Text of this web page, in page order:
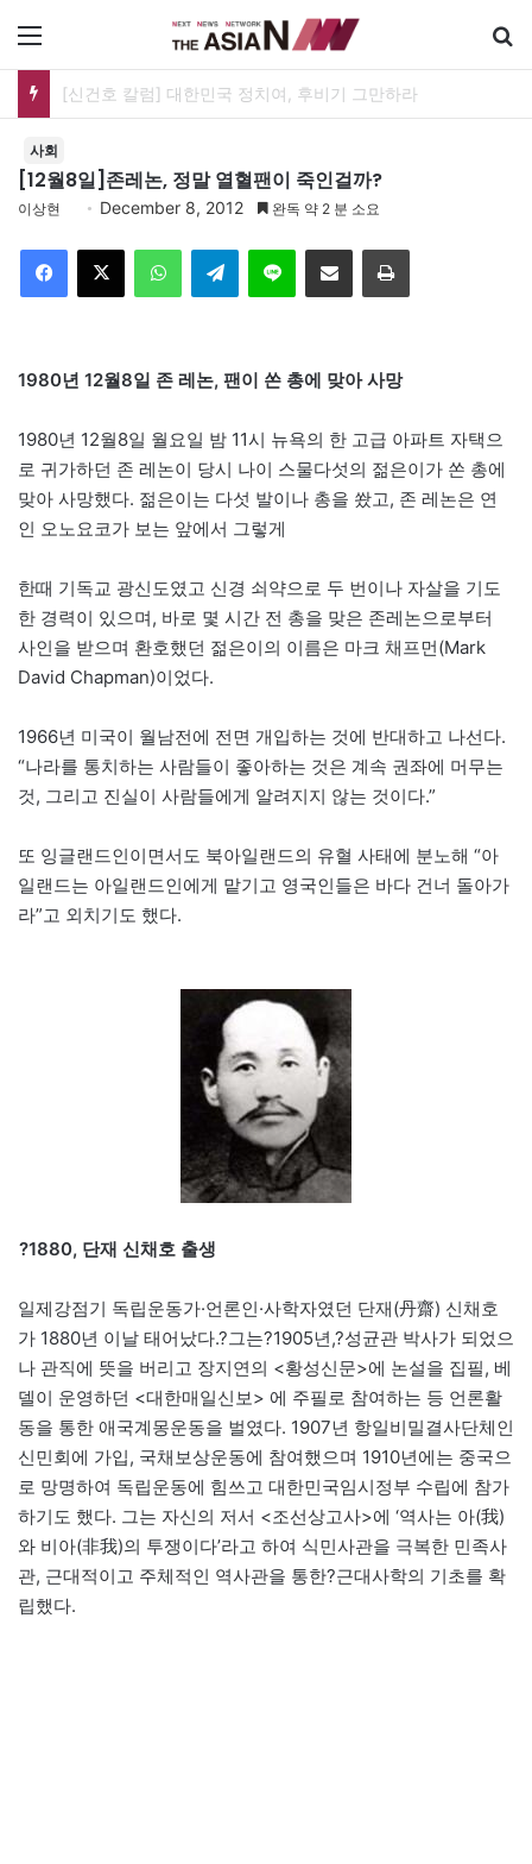
사회
[12월8일]존레논, 정말 열혈팬이 죽인걸까?
이상현 December 8, 2012 완독 약 2 분 소요
Telegram 이메일
1980년 12월8일 존 레논, 팬이 쏜 총에 맞아 사망
1980년 12월8일 월요일 밤 11시 뉴욕의 한 고급 아파트 자택으
로 귀가하던 존 레논이 당시 나이 스물다섯의 젊은이가 쏜 총에
맞아 사망했다. 젊은이는 다섯 발이나 총을 쐈고, 존 레논은 연
인 오노요코가 보는 앞에서 그렇게
한때 기독교 광신도였고 신경 쇠약으로 두 번이나 자살을 기도
한 경력이 있으며, 바로 몇 시간 전 총을 맞은 존레논으로부터
사인을 받으며 환호했던 젊은이의 이름은 마크 채프먼(Mark
David Chapman)이었다.
1966년 미국이 월남전에 전면 개입하는 것에 반대하고 나선다.
“나라를 통치하는 사람들이 좋아하는 것은 계속 권좌에 머무는
것, 그리고 진실이 사람들에게 알려지지 않는 것이다.”
또 잉글랜드인이면서도 북아일랜드의 유혈 사태에 분노해 “아
일랜드는 아일랜드인에게 맡기고 영국인들은 바다 건너 돌아가
라”고 외치기도 했다.
?1880, 단재 신채호 출생
일제강점기 독립운동가·언론인·사학자였던 단재(丹齋) 신채호
가 1880년 이날 태어났다.?그는?1905년,?성균관 박사가 되었으
나 관직에 뜻을 버리고 장지연의 <황성신문>에 논설을 집필, 베
델이 운영하던 <대한매일신보> 에 주필로 참여하는 등 언론활
동을 통한 애국계몽운동을 벌였다. 1907년 항일비밀결사단체인
신민회에 가입, 국채보상운동에 참여했으며 1910년에는 중국으
로 망명하여 독립운동에 힘쓰고 대한민국임시정부 수립에 참가
하기도 했다. 그는 자신의 저서 <조선상고사>에 ‘역사는 아(我)
와 비아(非我)의 투쟁이다’라고 하여 식민사관을 극복한 민족사
관, 근대적이고 주체적인 역사관을 통한?근대사학의 기초를 확
립했다.